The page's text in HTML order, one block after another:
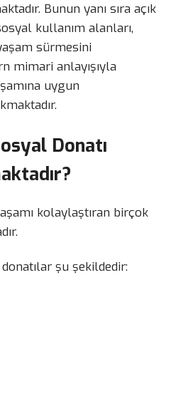
Bunun yanı sıra açık
kullanım alanları,
sürmesini
mimari anlayışıyla
uygun
Donatı
kolaylaştıran birçok
şu şekildedir: